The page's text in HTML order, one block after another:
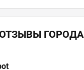
ГОРОДА